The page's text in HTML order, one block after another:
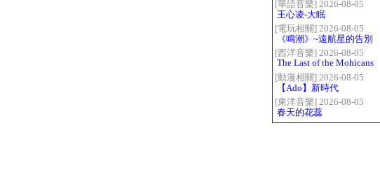
[華語音樂] 2026-08-05
王心凌-大眠
[電玩相關] 2026-08-05
《鳴潮》~遠航星的告別
[西洋音樂] 2026-08-05
The Last of the Mohicans
最後的莫西乾人
[動漫相關] 2026-08-05
【Ado】新時代
[東洋音樂] 2026-08-05
春天的花蕊